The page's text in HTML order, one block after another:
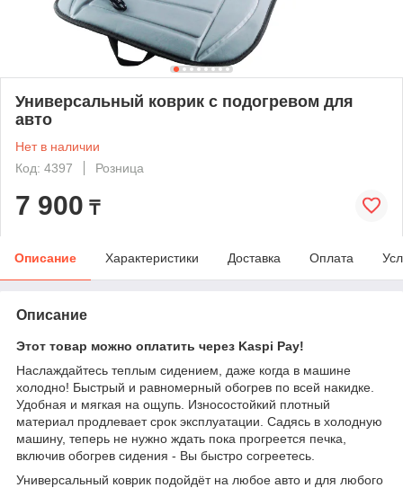
Универсальный коврик с подогревом для
авто
Нет в наличии
Код: 4397
Розница
7 900 ₸
Описание Характеристики Доставка Оплата
Описание
Этот товар можно оплатить через Kaspi Pay!
Наслаждайтесь теплым сидением, даже когда в машине
холодно! Быстрый и равномерный обогрев по всей накидке.
Удобная и мягкая на ощупь. Износостойкий плотный
материал продлевает срок эксплуатации. Садясь в холодную
машину, теперь не нужно ждать пока прогреется печка,
включив обогрев сидения - Вы быстро согреетесь.
Универсальный коврик подойдёт на любое авто и для любого